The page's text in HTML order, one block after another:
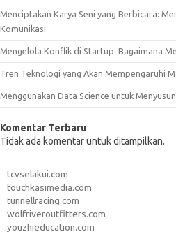
Menciptakan Karya Seni yang Berbicara:
Komunikasi
Mengelola Konflik di Startup: Bagaimana
Tren Teknologi yang Akan Mempengaruhi
Menggunakan Data Science untuk
Komentar Terbaru
Tidak ada komentar untuk ditampilkan.
tcvselakui.com
touchkasimedia.com
tunnellracing.com
wolfriveroutfitters.com
youzhieducation.com